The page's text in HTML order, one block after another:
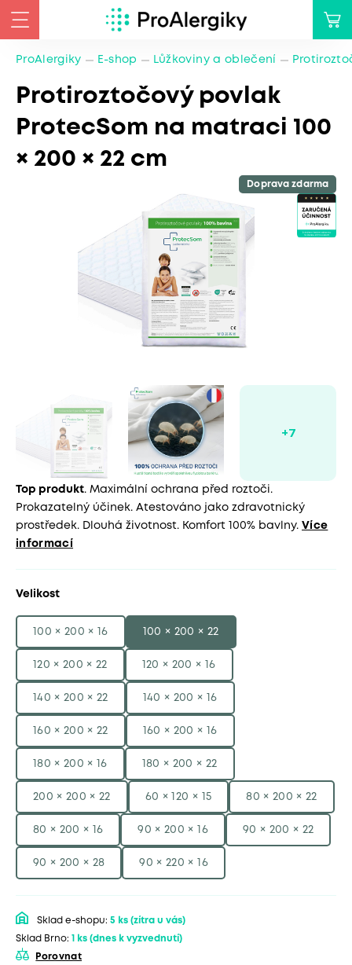
ProAlergiky E-shop Lůžkoviny a oblečení
Protiroztočový povlak
ProtecSom na matraci 100
× 200 × 22 cm
Doprava zdarma
Top produkt. Maximální ochrana před roztoči.
Prokazatelný účinek. Atestováno jako zdravotnický
prostředek. Dlouhá životnost. Komfort 100% bavlny. Více
informací
Velikost
100 × 200 × 16 100 × 200 × 22
120 × 200 × 22 120 × 200 × 16
140 × 200 × 22 140 × 200 × 16
160 × 200 × 22 160 × 200 × 16
180 × 200 × 16 180 × 200 × 22
200 × 200 × 22 60 × 120 × 15 80 × 200 × 22
80 × 200 × 16 90 × 200 × 16 90 × 200 × 22
90 × 200 × 28 90 × 220 × 16
Sklad e-shopu: 5 ks (zítra u vás)
Sklad Brno: 1 ks (dnes k vyzvednutí)
Porovnat